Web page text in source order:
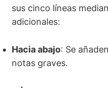
sus cinco líneas
adicionales:
Hacia abajo: Se
notas graves.